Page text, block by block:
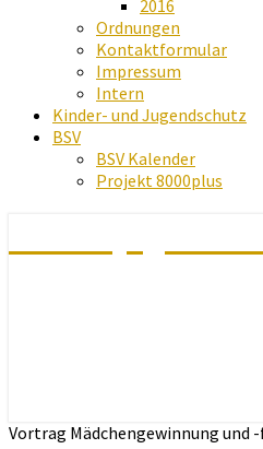
2016
Ordnungen
Kontaktformular
Impressum
Intern
Kinder- und Jugendschutz
BSV
BSV Kalender
Projekt 8000plus
Vortrag Mädchengewinnung und